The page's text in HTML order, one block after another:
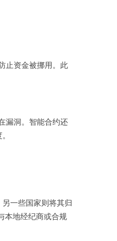
止资金被挪用。此
漏洞。智能合约还
一些国家则将其归
本地经纪商或合规